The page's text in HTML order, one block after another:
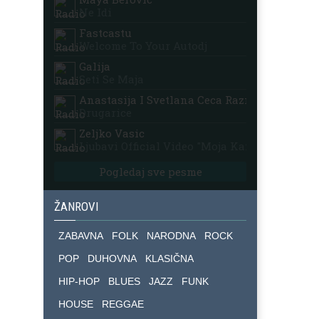
Ne Idi
Fastcastu
Welcome To Your Autodj
Galija
Seti Se Maja
Anastasija I Svetlana Ceca Raznatovic
Drugarice
Zeljko Vasic
Ljubavi Official Video "moja Kafana"
Pogledaj sve pesme
ŽANROVI
ZABAVNA FOLK NARODNA
ROCK
POP
DUHOVNA
KLASIČNA
HIP-HOP
BLUES JAZZ
FUNK
HOUSE
REGGAE